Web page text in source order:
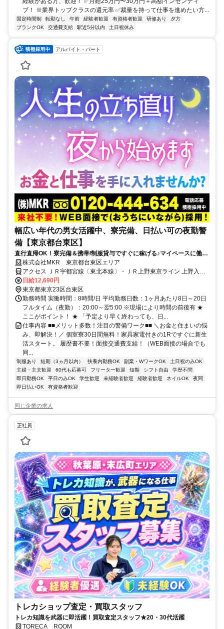
ブ！ ※業界トップクラスの還元率 ✅裁量を持って仕事を進めたい方...
固定時間制 転勤なし 午前 経験者歓迎 有資格者歓迎 研修あり
夕方
ブランクOK
交通費支給 駅近5分以内 土日祝休み
アルバイト・パート
幅広い年代の男女活躍中、寮完備、日払い可の夜勤警
備【東京都台東区】
直行直帰OK！寮完備＆携帯/制服貸与ですぐに稼げる♪マイペースに働け
ます！
株式会社MKR 東京都台東区エリア
アクセス ＪＲ宇都宮線〔東北本線〕・ＪＲ上野東京ライン 上野入谷
口徒歩約1分、ＪＲ宇都宮線〔東北本線〕・ＪＲ上野東京ライン 上野
入谷口徒歩約1分、ＪＲ宇都宮線〔東北本線〕・ＪＲ上野東京ライン
上野入谷口徒歩約1分 東京都台東区エリア(田原町駅、仲御徒町駅、三
ノ輪駅)
日給12,690円
東京都東京23区台東区
勤務時間 実働時間：8時間/日 平均勤務日数：1ヶ月あたり8日～20日
フルタイム（夜勤）：20:00～翌5:00 ※現場により時間の前後有 ★
ここがポイント！ ★ 「予定より早く終わっても、日...
仕事内容 ■■メリット多数！注目の警備ワーク■■ ＼お金と住まいの悩
み、即解決！／ 個室寮30日間無料！家具家電付きの1Rですぐに新生
活スタート。 履歴書不要！面接交通費支給！（WEB面接の場合でも
同...
制服あり 短期（3ヵ月以内） 扶養内勤務OK 副業・WワークOK
土日祝のみOK
主婦・主夫歓迎
60代も応募可 フリーター歓迎 短期 シフト自由
学歴不問
即日勤務OK
平日のみOK 学生歓迎 未経験者歓迎 経験者歓迎 ネイルOK
夜間
即日払いOK
有資格者歓迎
同じ企業の求人
正社員
トレカショップ査定・買取スタッフ
トレカ知識を武器に即活躍！買取査定スタッフ★20・30代活躍
TORECA ROOM